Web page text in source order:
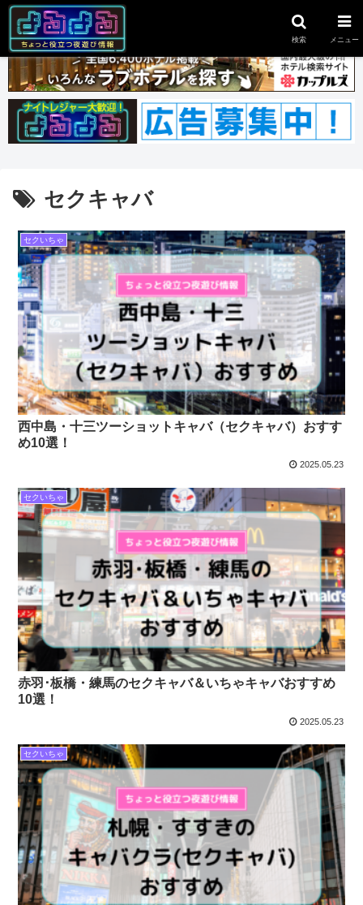
セクキャバ
セクいちゃ
西中島・十三ツーショットキャバ（セクキャバ）おすす
め10選！
2025.05.23
セクいちゃ
赤羽･板橋・練馬のセクキャバ＆いちゃキャバおすすめ
10選！
2025.05.23
セクいちゃ
検索 メニュー